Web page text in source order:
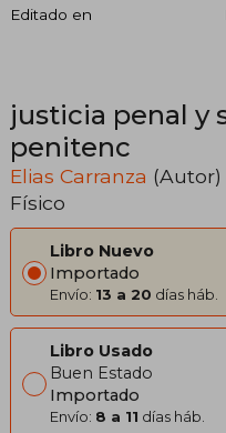
Editado en
justicia penal y
penitenc
Elias Carranza (Autor)
Físico
Libro Nuevo
Importado
Envío: 13 a 20 días háb.
Libro Usado
Buen Estado
Importado
Envío: 8 a 11 días háb.